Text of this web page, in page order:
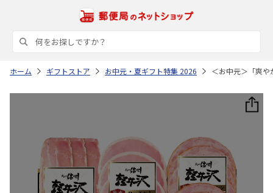
ホーム ギフトストア お中元・夏ギフト特集 2026 ＜お中元＞「爽